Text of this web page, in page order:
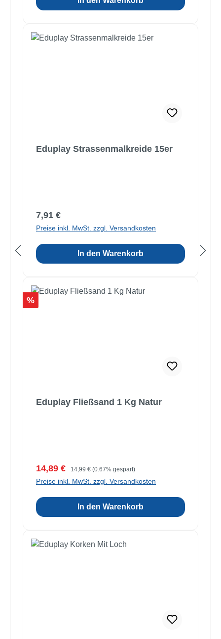
Eduplay Strassenmalkreide 15er
Regulärer Preis:
7,91 €
Preise inkl. MwSt. zzgl. Versandkosten
In den Warenkorb
Rabatt
%
Eduplay Fließsand 1 Kg Natur
Verkaufspreis:
14,89 € Regulärer Preis:
14,99 € (0.67% gespart)
Preise inkl. MwSt. zzgl. Versandkosten
In den Warenkorb